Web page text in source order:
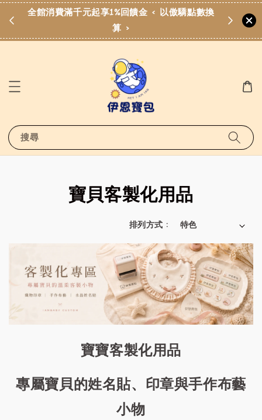
全館消費滿千元起享1%回饋金 < 以傲驕點數換
算 >
搜尋
寶貝客製化用品
排列方式 :
寶寶客製化用品
專屬寶貝的姓名貼、印章與手作布藝
小物